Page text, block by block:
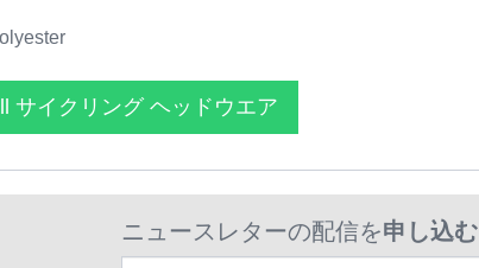
サイクリング ヘッドウエア
ニュースレターの配信を申し込む